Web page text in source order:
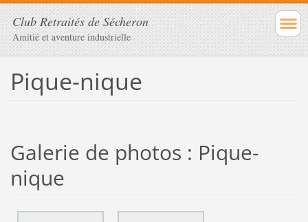
Club Retraités de Sécheron
Amitié et aventure industrielle
Pique-nique
Galerie de photos : Pique-
nique